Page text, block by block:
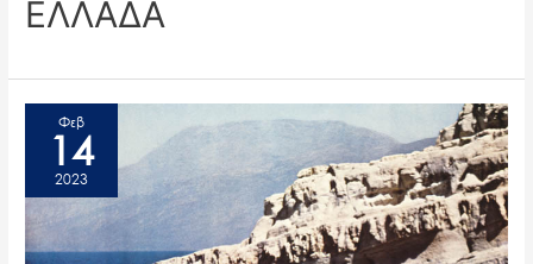
ΕΛΛΑΔΑ
Φεβ
14
2023